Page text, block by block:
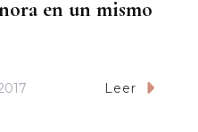
en un mismo
Leer